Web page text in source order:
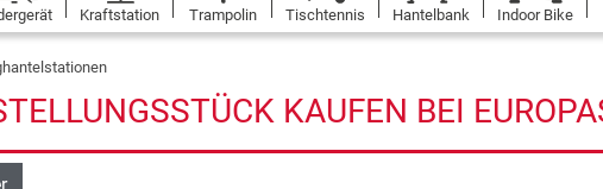
Kraftstation Trampolin Tischtennis Hantelbank Indoor Bike
KAUFEN BEI
filtern